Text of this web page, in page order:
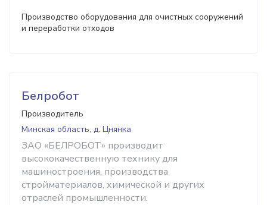
Производство оборудования для очистных сооружений
и переработки отходов
Белробот
Производитель
Минская область, д. Цнянка
ЗАО «БЕЛРОБОТ» производит
высококачественную технику для
машиностроения, производства
стройматериалов, химической и других
отраслей промышленности.